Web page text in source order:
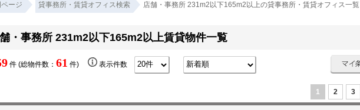
ージ 貸事務所・賃貸オフィス検索 店舗・事務所 231m2以下165m2以上の貸事務所・賃貸オフィス一覧
・事務所 231m2以下165m2以上賃貸物件一覧
件 (総物件数： 61 件) 表示件数
1 2 3